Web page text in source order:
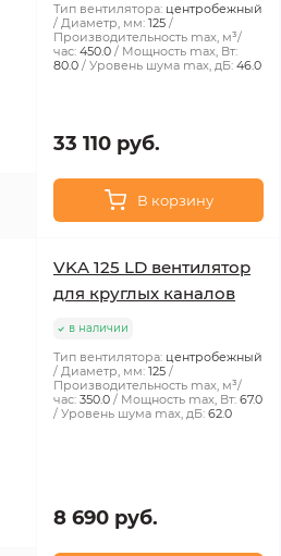
Тип вентилятора: центробежный
Диаметр, мм: 125
Производительность max, м³/
час: 450.0
Мощность max, Вт:
80.0
Уровень шума max, дБ: 46.0
33 110 руб.
В корзину
VKA 125 LD вентилятор
для круглых каналов
в наличии
Тип вентилятора: центробежный
Диаметр, мм: 125
Производительность max, м³/
час: 350.0 Мощность max, Вт: 67.0
Уровень шума max, дБ: 62.0
8 690 руб.